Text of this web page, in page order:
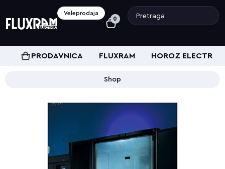
Veleprodaja
0
PRODAVNICA FLUXRAM HOROZ ELECTRIC
Shop